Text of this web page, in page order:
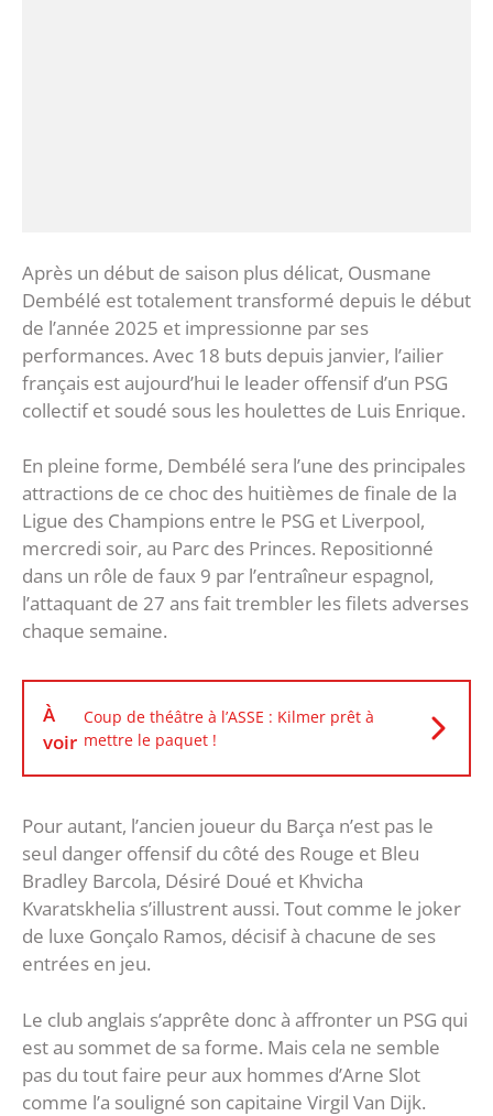
Après un début de saison plus délicat, Ousmane
Dembélé est totalement transformé depuis le début
de l’année 2025 et impressionne par ses
performances. Avec 18 buts depuis janvier, l’ailier
français est aujourd’hui le leader offensif d’un PSG
collectif et soudé sous les houlettes de Luis Enrique.
En pleine forme, Dembélé sera l’une des principales
attractions de ce choc des huitièmes de finale de la
Ligue des Champions entre le PSG et Liverpool,
mercredi soir, au Parc des Princes. Repositionné
dans un rôle de faux 9 par l’entraîneur espagnol,
l’attaquant de 27 ans fait trembler les filets adverses
chaque semaine.
À
voir
Coup de théâtre à l’ASSE : Kilmer prêt à
mettre le paquet !
Pour autant, l’ancien joueur du Barça n’est pas le
seul danger offensif du côté des Rouge et Bleu
Bradley Barcola, Désiré Doué et Khvicha
Kvaratskhelia s’illustrent aussi. Tout comme le joker
de luxe Gonçalo Ramos, décisif à chacune de ses
entrées en jeu.
Le club anglais s’apprête donc à affronter un PSG qui
est au sommet de sa forme. Mais cela ne semble
pas du tout faire peur aux hommes d’Arne Slot
comme l’a souligné son capitaine Virgil Van Dijk.